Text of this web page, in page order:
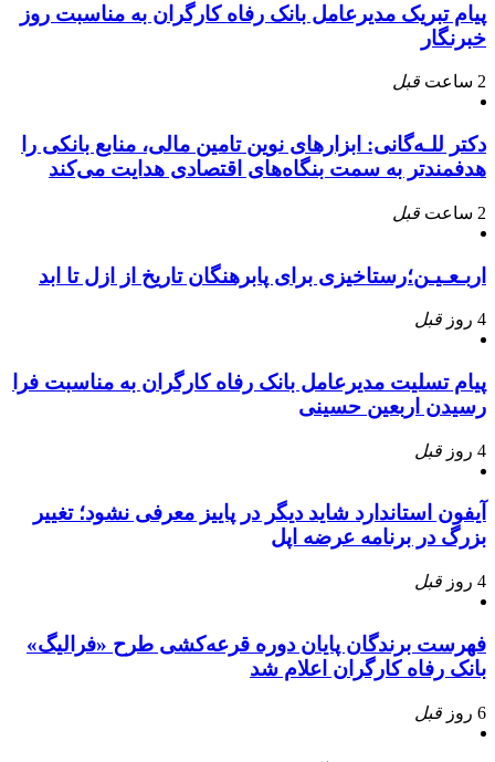
پیام تبریک مدیرعامل بانک رفاه کارگران به مناسبت روز
خبرنگار
2 ساعت قبل
دکتر للـه‌گانی: ابزارهای نوین تامین مالی، منابع بانکی را
هدفمندتر به سمت بنگاه‌های اقتصادی هدایت می‌کند
2 ساعت قبل
اربـعـیـن؛رستاخیزی برای پابرهنگان تاریخ از ازل تا ابد
4 روز قبل
پیام تسلیت مدیرعامل بانک رفاه کارگران به مناسبت فرا
رسیدن اربعین حسینی
4 روز قبل
آیفون استاندارد شاید دیگر در پاییز معرفی نشود؛ تغییر
بزرگ در برنامه عرضه اپل
4 روز قبل
فهرست برندگان پایان دوره قرعه‌کشی طرح «فرالیگ»
بانک رفاه کارگران اعلام شد
6 روز قبل